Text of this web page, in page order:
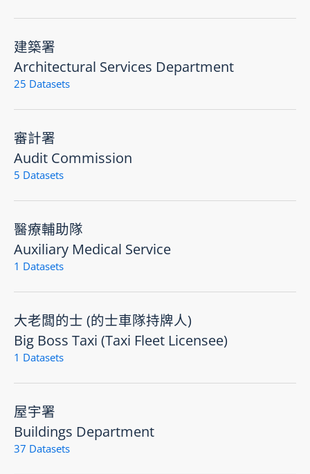
建築署
Architectural Services Department
25 Datasets
審計署
Audit Commission
5 Datasets
醫療輔助隊
Auxiliary Medical Service
1 Datasets
大老闆的士 (的士車隊持牌人)
Big Boss Taxi (Taxi Fleet Licensee)
1 Datasets
屋宇署
Buildings Department
37 Datasets